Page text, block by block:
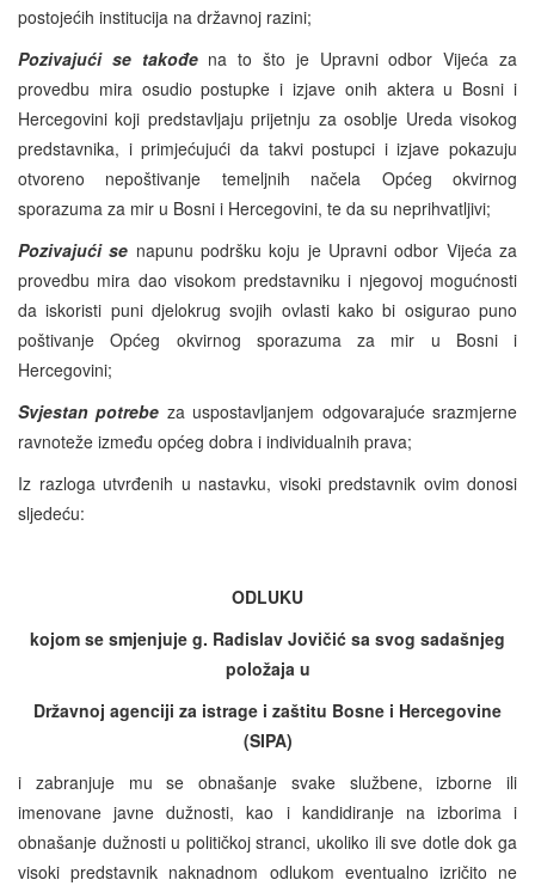
postojećih institucija na državnoj razini;
Pozivajući se takođe na to što je Upravni odbor Vijeća za
provedbu mira osudio postupke i izjave onih aktera u Bosni i
Hercegovini koji predstavljaju prijetnju za osoblje Ureda visokog
predstavnika, i primjećujući da takvi postupci i izjave pokazuju
otvoreno nepoštivanje temeljnih načela Općeg okvirnog
sporazuma za mir u Bosni i Hercegovini, te da su neprihvatljivi;
Pozivajući se napunu podršku koju je Upravni odbor Vijeća za
provedbu mira dao visokom predstavniku i njegovoj mogućnosti
da iskoristi puni djelokrug svojih ovlasti kako bi osigurao puno
poštivanje Općeg okvirnog sporazuma za mir u Bosni i
Hercegovini;
Svjestan potrebe za uspostavljanjem odgovarajuće srazmjerne
ravnoteže između općeg dobra i individualnih prava;
Iz razloga utvrđenih u nastavku, visoki predstavnik ovim donosi
sljedeću:
ODLUKU
kojom se smjenjuje g. Radislav Jovičić sa svog sadašnjeg
položaja u
Državnoj agenciji za istrage i zaštitu Bosne i Hercegovine
(SIPA)
i zabranjuje mu se obnašanje svake službene, izborne ili
imenovane javne dužnosti, kao i kandidiranje na izborima i
obnašanje dužnosti u političkoj stranci, ukoliko ili sve dotle dok ga
visoki predstavnik naknadnom odlukom eventualno izričito ne